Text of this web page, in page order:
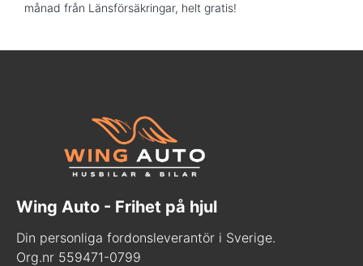
månad från Länsförsäkringar, helt gratis!
Wing Auto - Frihet på hjul
Din personliga fordonsleverantör i Sverige.
Org.nr 559471-0799